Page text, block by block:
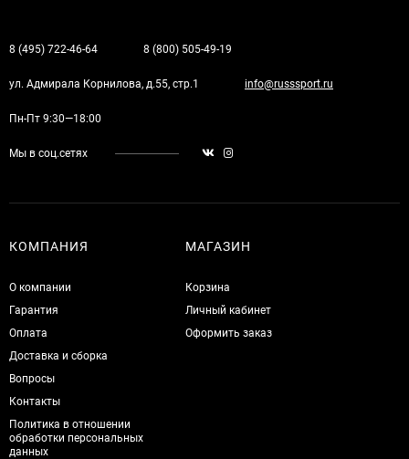
8 (495) 722-46-64 8 (800) 505-49-19
ул. Адмирала Корнилова, д.55, стр.1 info@russsport.ru
Пн-Пт 9:30—18:00
Мы в соц.сетях
КОМПАНИЯ
О компании
Гарантия
Оплата
Доставка и сборка
Вопросы
Контакты
Политика в отношении
обработки персональных
данных
МАГАЗИН
Корзина
Личный кабинет
Оформить заказ